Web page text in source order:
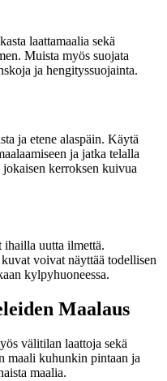
laattamaalia sekä
Muista myös suojata
ja hengityssuojainta.
ja etene alaspäin. Käytä
ja jatka telalla
kerroksen kuivua
uutta ilmettä.
voivat näyttää todellisen
kylpyhuoneessa.
Maalaus
välitilan laattoja sekä
maali kuhunkin pintaan ja
maalia.